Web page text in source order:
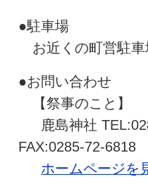
●駐車場
お近くの町営駐車
●お問い合わせ
【祭事のこと】
鹿島神社
FAX:0285-72-6818
ホームページを